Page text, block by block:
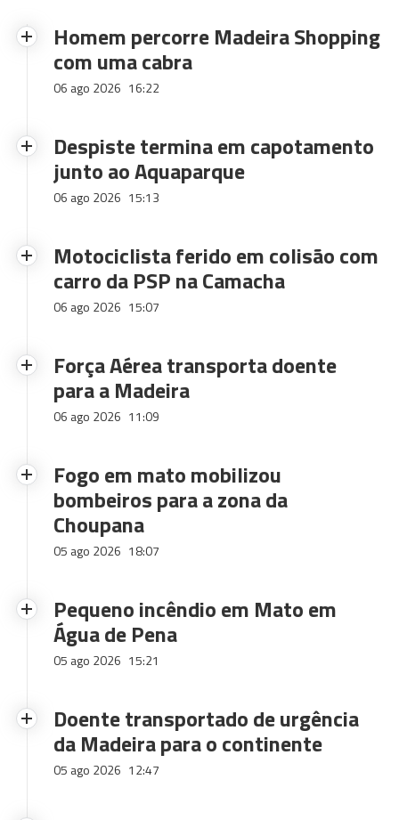
Homem percorre Madeira Shopping
com uma cabra
06 ago 2026 16:22
Despiste termina em capotamento
junto ao Aquaparque
06 ago 2026 15:13
Motociclista ferido em colisão com
carro da PSP na Camacha
06 ago 2026 15:07
Força Aérea transporta doente
para a Madeira
06 ago 2026 11:09
Fogo em mato mobilizou
bombeiros para a zona da
Choupana
05 ago 2026 18:07
Pequeno incêndio em Mato em
Água de Pena
05 ago 2026 15:21
Doente transportado de urgência
da Madeira para o continente
05 ago 2026 12:47